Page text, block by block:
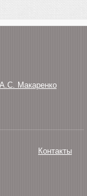
Макаренко
Контакты